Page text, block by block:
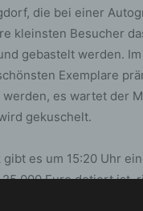
die bei einer
kleinsten Besucher
gebastelt werden. Im
Exemplare
es wartet der
gekuschelt.
es um 15:20 Uhr
Euro dotiert ist,
von 1.400 Metern. Es